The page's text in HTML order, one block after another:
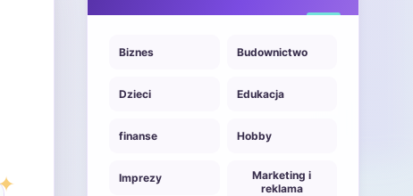
Biznes Budownictwo
Dzieci Edukacja
finanse Hobby
Imprezy
Marketing i
reklama